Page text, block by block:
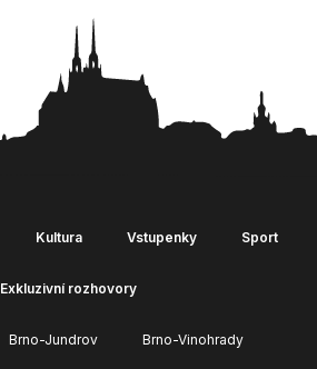
Kultura Vstupenky Sport
Exkluzivní rozhovory
Brno-Jundrov Brno-Vinohrady